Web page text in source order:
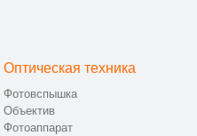
Оптическая техника
Фотовспышка
Объектив
Фотоаппарат